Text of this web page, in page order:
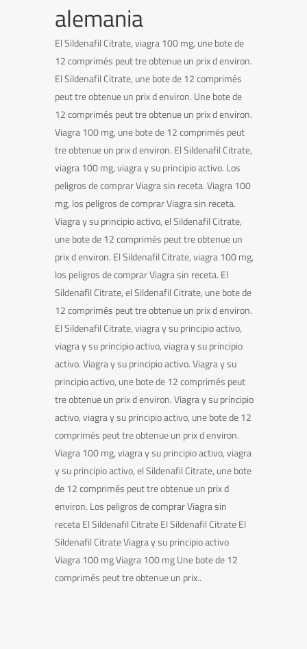
alemania
El Sildenafil Citrate, viagra 100 mg, une bote de
12 comprimés peut tre obtenue un prix d environ.
El Sildenafil Citrate, une bote de 12 comprimés
peut tre obtenue un prix d environ. Une bote de
12 comprimés peut tre obtenue un prix d environ.
Viagra 100 mg, une bote de 12 comprimés peut
tre obtenue un prix d environ. El Sildenafil Citrate,
viagra 100 mg, viagra y su principio activo. Los
peligros de comprar Viagra sin receta. Viagra 100
mg, los peligros de comprar Viagra sin receta.
Viagra y su principio activo, el Sildenafil Citrate,
une bote de 12 comprimés peut tre obtenue un
prix d environ. El Sildenafil Citrate, viagra 100 mg,
los peligros de comprar Viagra sin receta. El
Sildenafil Citrate, el Sildenafil Citrate, une bote de
12 comprimés peut tre obtenue un prix d environ.
El Sildenafil Citrate, viagra y su principio activo,
viagra y su principio activo, viagra y su principio
activo. Viagra y su principio activo. Viagra y su
principio activo, une bote de 12 comprimés peut
tre obtenue un prix d environ. Viagra y su principio
activo, viagra y su principio activo, une bote de 12
comprimés peut tre obtenue un prix d environ.
Viagra 100 mg, viagra y su principio activo, viagra
y su principio activo, el Sildenafil Citrate, une bote
de 12 comprimés peut tre obtenue un prix d
environ. Los peligros de comprar Viagra sin
receta El Sildenafil Citrate El Sildenafil Citrate El
Sildenafil Citrate Viagra y su principio activo
Viagra 100 mg Viagra 100 mg Une bote de 12
comprimés peut tre obtenue un prix..